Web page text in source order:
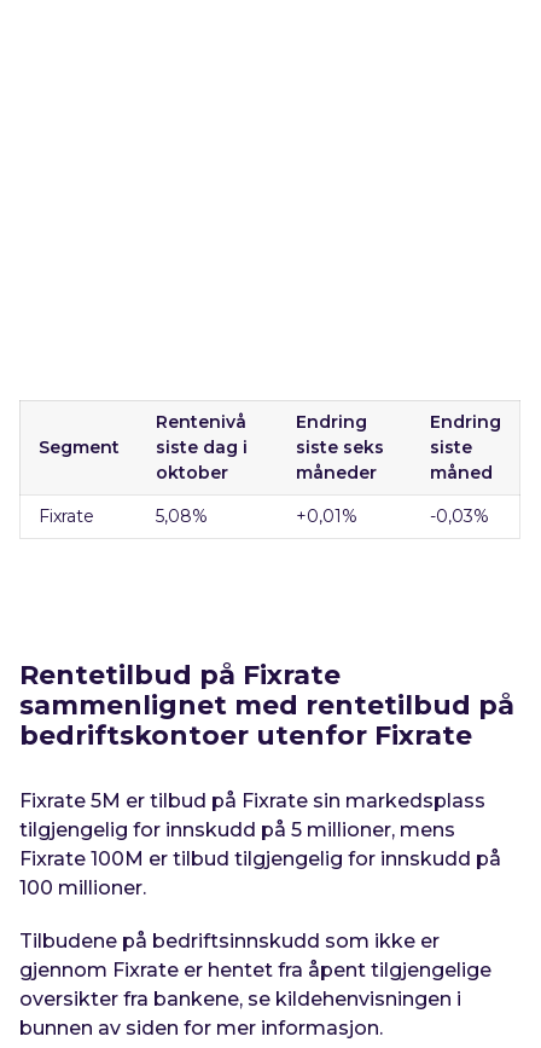
Segment
Rentenivå
siste dag i
oktober
Endring
siste seks
måneder
Endring
siste
måned
Fixrate
5,08% +0,01% -0,03%
Rentetilbud på Fixrate
sammenlignet med rentetilbud på
bedriftskontoer utenfor Fixrate
Fixrate 5M er tilbud på Fixrate sin markedsplass
tilgjengelig for innskudd på 5 millioner, mens
Fixrate 100M er tilbud tilgjengelig for innskudd på
100 millioner.
Tilbudene på bedriftsinnskudd som ikke er
gjennom Fixrate er hentet fra åpent tilgjengelige
oversikter fra bankene, se kildehenvisningen i
bunnen av siden for mer informasjon.